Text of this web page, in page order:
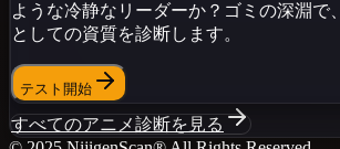
ような冷静なリーダーか？ゴミの深淵で
としての資質を診断します。
テスト開始
すべてのアニメ診断を見る